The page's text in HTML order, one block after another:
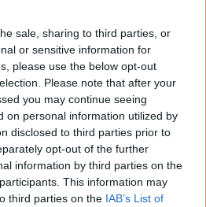
sale, sharing to third parties, or
or sensitive information for
please use the below opt-out
Please note that after your
you may continue seeing
on personal information utilized by
disclosed to third parties prior to
opt-out of the further
information by third parties on the
This information may
third parties on the IAB’s List of